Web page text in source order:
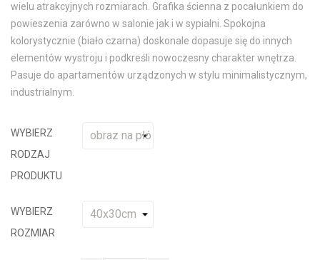
wielu atrakcyjnych rozmiarach. Grafika ścienna z pocałunkiem do
powieszenia zarówno w salonie jak i w sypialni. Spokojna
kolorystycznie (biało czarna) doskonale dopasuje się do innych
elementów wystroju i podkreśli nowoczesny charakter wnętrza.
Pasuje do apartamentów urządzonych w stylu minimalistycznym,
industrialnym.
WYBIERZ
RODZAJ
PRODUKTU
WYBIERZ
ROZMIAR